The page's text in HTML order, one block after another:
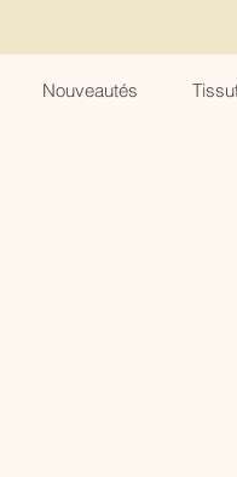
Nouveautés